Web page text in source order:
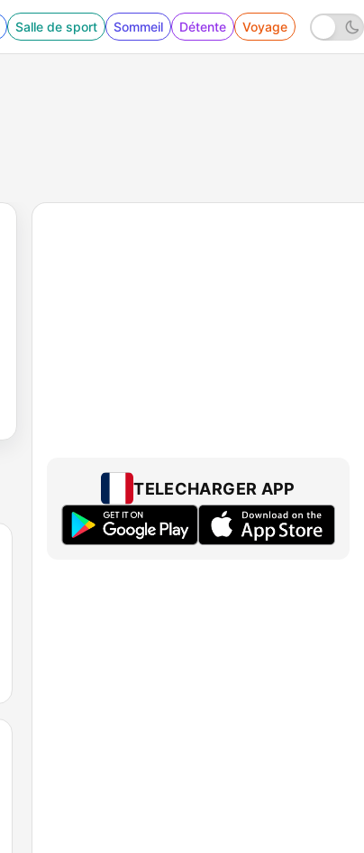
Salle de sport Sommeil Détente Voyage
TELECHARGER APP